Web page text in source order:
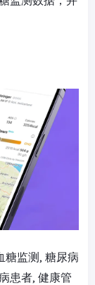
糖监测, 糖尿病
患者, 健康管